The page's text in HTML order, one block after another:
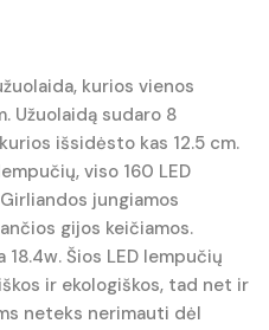
kurios vienos
Užuolaidą sudaro 8
išsidėsto kas 12.5 cm.
viso 160 LED
jungiamos
gijos keičiamos.
Šios LED lempučių
ir ekologiškos, tad net ir
neteks nerimauti dėl